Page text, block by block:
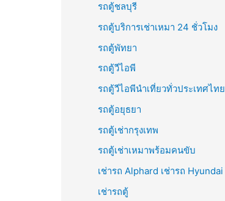
รถตู้ชลบุรี
รถตู้บริการเช่าเหมา 24 ชั่วโมง
รถตู้พัทยา
รถตู้วีไอพี
รถตู้วีไอพีนำเที่ยวทั่วประเทศไทย
รถตู้อยุธยา
รถตู้เช่ากรุงเทพ
รถตู้เช่าเหมาพร้อมคนขับ
เช่ารถ Alphard เช่ารถ Hyundai
เช่ารถตู้